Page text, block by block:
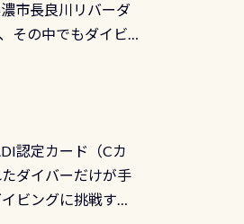
ーツに空気が入り
てください！！ ●
うでしょうか？
無料になります！
読む
市長良川リバーダ
その中でもダイビ
１つに数えられ
1985年には環境省
しく、水深が深い
然の中でのダイビ
認定カード（Cカ
ダイバーだけが手
ビングに挑戦する